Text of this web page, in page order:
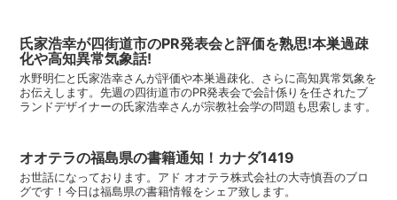
氏家浩幸が四街道市のPR発表会と評価を熟思!本巣過疎
化や高知異常気象話!
水野明仁と氏家浩幸さんが評価や本巣過疎化、さらに高知異常気象を
お伝えします。先週の四街道市のPR発表会で会計係りを任されたブ
ランドデザイナーの氏家浩幸さんが宗教社会学の問題も思索します。
オオテラの福島県の書籍通知！カナダ1419
お世話になっております。アド オオテラ株式会社の大寺慎吾のブロ
グです！今日は福島県の書籍情報をシェア致します。